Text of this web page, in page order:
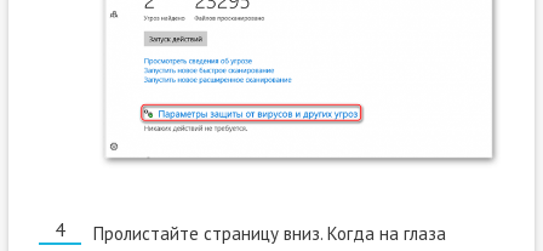
Пролистайте страницу вниз. Когда на глаза